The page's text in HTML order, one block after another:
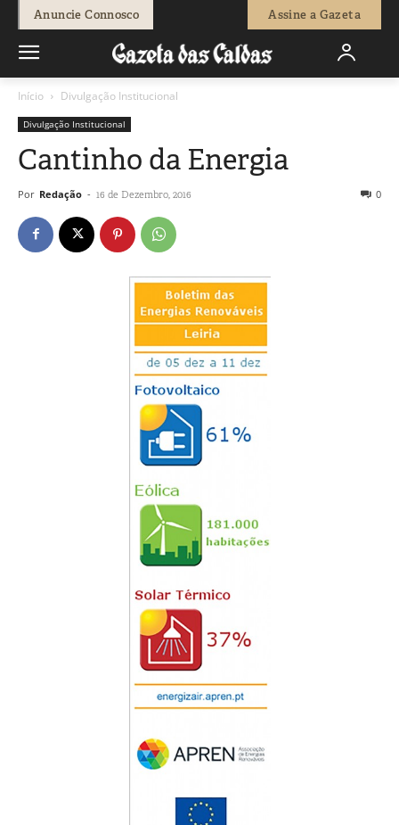
Anuncie Connosco Assine a Gazeta
Início Divulgação Institucional
Divulgação Institucional
Cantinho da Energia
Por Redação - 16 de Dezembro, 2016 0